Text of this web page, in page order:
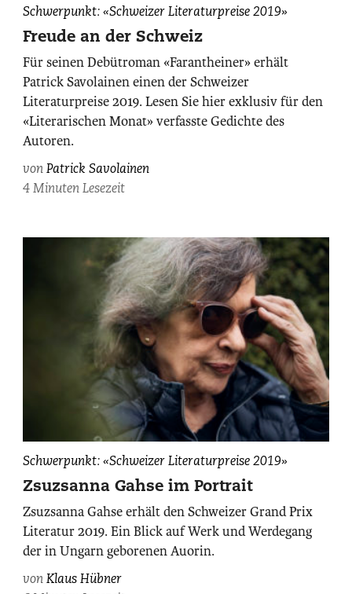
Patrick
fotografiert
von
Maurice
Haas.
Schwerpunkt: «Schweizer Literaturpreise 2019»
Freude an der Schweiz
Für seinen Debütroman «Farantheiner» erhält
Patrick Savolainen einen der Schweizer
Literaturpreise 2019. Lesen Sie hier exklusiv für den
«Literarischen Monat» verfasste Gedichte des
Autoren.
vonPatrick Savolainen
4 Minuten Lesezeit
Zsuzsanna
fotografiert
von
Maurice
Haas.
Schwerpunkt: «Schweizer Literaturpreise 2019»
Zsuzsanna Gahse im Portrait
Zsuzsanna Gahse erhält den Schweizer Grand Prix
Literatur 2019. Ein Blick auf Werk und Werdegang
der in Ungarn geborenen Auorin.
vonKlaus Hübner